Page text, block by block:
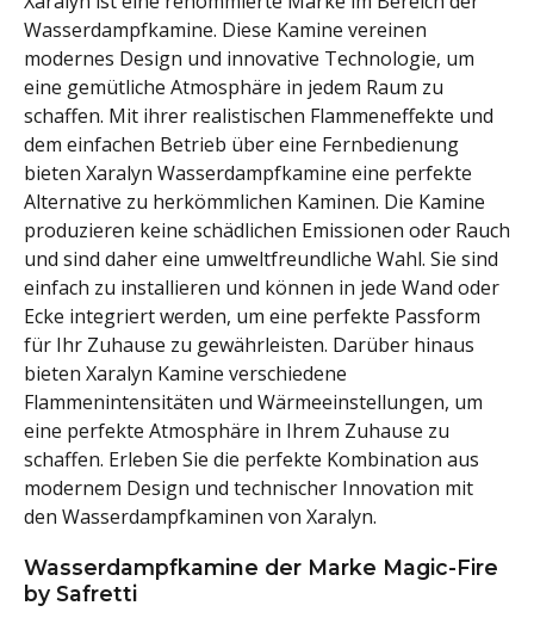
Wasserdampfkamine. Diese Kamine vereinen
modernes Design und innovative Technologie, um
eine gemütliche Atmosphäre in jedem Raum zu
schaffen. Mit ihrer realistischen Flammeneffekte und
dem einfachen Betrieb über eine Fernbedienung
bieten Xaralyn Wasserdampfkamine eine perfekte
Alternative zu herkömmlichen Kaminen. Die Kamine
produzieren keine schädlichen Emissionen oder Rauch
und sind daher eine umweltfreundliche Wahl. Sie sind
einfach zu installieren und können in jede Wand oder
Ecke integriert werden, um eine perfekte Passform
für Ihr Zuhause zu gewährleisten. Darüber hinaus
bieten Xaralyn Kamine verschiedene
Flammenintensitäten und Wärmeeinstellungen, um
eine perfekte Atmosphäre in Ihrem Zuhause zu
schaffen. Erleben Sie die perfekte Kombination aus
modernem Design und technischer Innovation mit
den Wasserdampfkaminen von Xaralyn.
Wasserdampfkamine der Marke Magic-Fire
by Safretti